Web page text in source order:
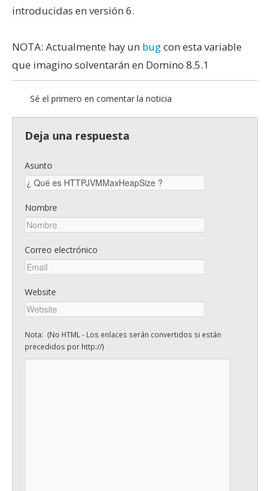
introducidas en versión 6.
NOTA: Actualmente hay un bugcon esta variable
que imagino solventarán en Domino 8.5.1
Sé el primero en comentar la noticia
Deja una respuesta
Asunto
Nombre
Correo electrónico
Website
Nota: (No HTML - Los enlaces serán convertidos si están
precedidos por http://)